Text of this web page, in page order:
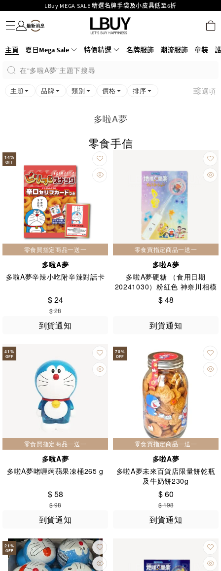
LBuy MEGA SALE 精選名牌手袋及小皮具低至6折
LBuy呈獻 - Hermès 及 Chanel 手袋及首飾原價低至6折，立即入手!
LBuy Nintendo Switch / Nintendo Switch 2 正規商品零售店登陸MOKO 4樓
426號舖！
MOKO 1樓175號鋪旗艦店特設名牌Hermès、CHANEL及LV專區！
購物滿HKD500即享免運費！
名牌服飾
潮流服飾
童裝
護膚美妝
香水香薰
個人護理
母嬰護理
遊戲及精品玩具
文儀用品
家居生活
電子產品
美食
醫藥保健
運動與戶外用品
主頁 夏日Mega Sale 特價精選 名牌服飾 潮流服飾 童裝
在“多啦A夢”主題下搜尋
主題 品牌 類別 價格 排序 選項
多啦A夢
零食手信
14%
OFF
零食買指定商品一送一
多啦A夢
多啦A夢辛辣小吃附辛辣對話卡
$ 24
$ 28
到貨通知
零食買指定商品一送一
多啦A夢
多啦A夢硬糖 （食用日期
20241030）粉紅色 神奈川相模
湖直送
$ 48
到貨通知
41%
OFF
零食買指定商品一送一
多啦A夢
多啦A夢啫喱蒟蒻果凍桶265 g
$ 58
$ 98
到貨通知
70%
OFF
零食買指定商品一送一
多啦A夢
多啦A夢未來百貨店限量餅乾瓶
及牛奶餅230g
$ 60
$ 198
到貨通知
21%
OFF